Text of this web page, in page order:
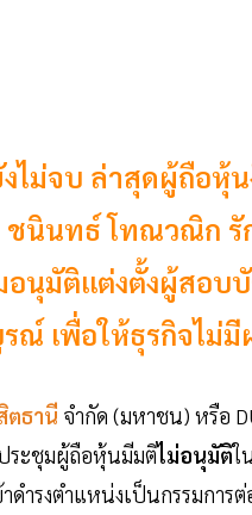
ม่จบ ล่าสุดผู้ถือหุ้
นินทธ์ โทณวณิก รั
นุมัติแต่งตั้งผู้สอบ
ณ์ เพื่อให้ธุรกิจไม่
ตธานี จำกัด (มหาชน) หรือ
ระชุมผู้ถือหุ้นมีมติไม่อนุมัติใ
ดำรงตำแหน่งเป็นกรรมการ